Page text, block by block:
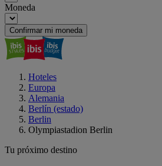
Moneda
Confirmar mi moneda
Hoteles
Europa
Alemania
Berlín (estado)
Berlin
Olympiastadion Berlin
Tu próximo destino